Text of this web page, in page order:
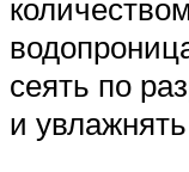
сеять по
и